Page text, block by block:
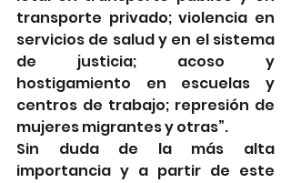
transporte privado; violencia en
servicios de salud y en el sistema
de justicia; acoso y
hostigamiento en escuelas y
centros de trabajo; represión de
mujeres migrantes y otras”.
Sin duda de la más alta
importancia y a partir de este